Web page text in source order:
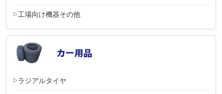
工場向け機器その他
ラジアルタイヤ